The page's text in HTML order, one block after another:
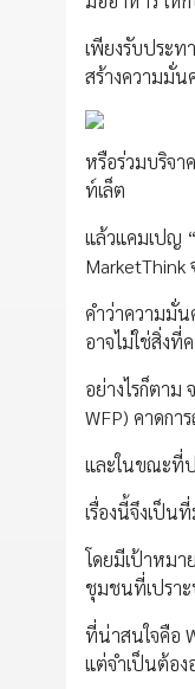
เพียงรับประท
สร้างความมั่น
หรือร่วมบริจา
ท์เล็ต
แล้วแคมเปญ
MarketThink
คำว่าความมั่น
อาจไม่ใช่สิ่งที่
อย่างไรก็ตาม
WFP) คาดก
และในขณะที่ป
เรื่องนี้จึงเป็น
โดยมีเป้าหม
ชุมชนที่เปราะ
ที่น่าสนใจคือ
แต่จำเป็นต้อง